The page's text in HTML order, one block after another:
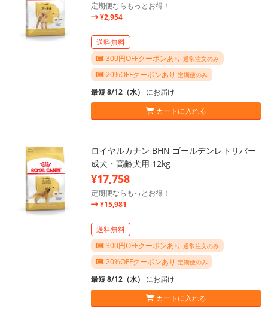
定期便ならもっとお得！
¥2,954
送料無料
300円OFFクーポンあり 通常注文のみ
20%OFFクーポンあり 定期便のみ
最短 8/12（水） にお届け
カートに入れる
ロイヤルカナン BHN ゴールデンレトリバー
成犬・高齢犬用 12kg
¥17,758
定期便ならもっとお得！
¥15,981
送料無料
300円OFFクーポンあり 通常注文のみ
20%OFFクーポンあり 定期便のみ
最短 8/12（水） にお届け
カートに入れる